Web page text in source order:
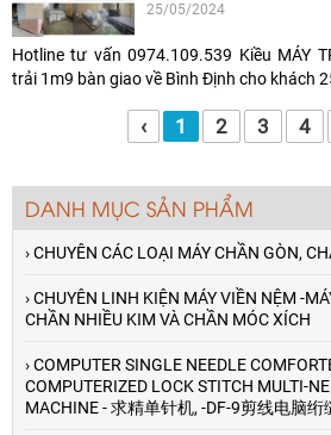
25/05/2024
Hotline tư vấn 0974.109.539 Kiều MÁY
trải 1m9 bàn giao về Bình Định cho khách
‹ 1 2 3 4
DANH MỤC SẢN PHẨM
› CHUYÊN CÁC LOẠI MÁY CHẦN GÒN,
› CHUYÊN LINH KIỆN MÁY VIỀN NỆM -
CHẦN NHIỀU KIM VÀ CHẦN MÓC XÍCH
› COMPUTER SINGLE NEEDLE
COMPUTERIZED LOCK STITCH MULTI-
MACHINE - 求精单针机, -DF-9剪线电脑绗